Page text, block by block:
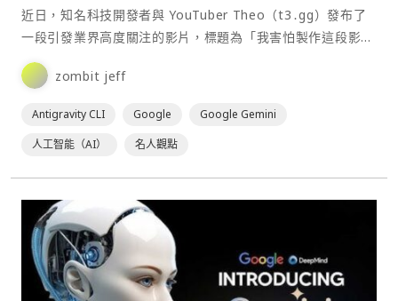
近日，知名科技開發者與 YouTuber Theo（t3․gg）發布了
一段引發業界高度關注的影片，標題為「我害怕製作這段影
片」。他在影片中以極其強烈的措辭，抨擊 G⋯
zombit jeff
Antigravity CLI Google
Google Gemini
人工智能（AI）
名人觀點